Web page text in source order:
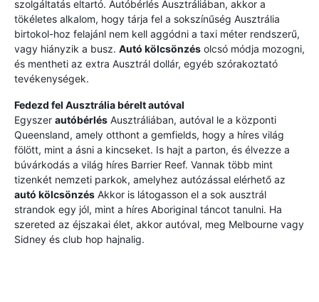
szolgáltatás eltartó. Autóbérlés Ausztráliában, akkor a
tökéletes alkalom, hogy tárja fel a sokszínűség Ausztrália
birtokol-hoz felajánl nem kell aggódni a taxi méter rendszerű,
vagy hiányzik a busz. Autó kölcsönzés olcsó módja mozogni,
és mentheti az extra Ausztrál dollár, egyéb szórakoztató
tevékenységek.
Fedezd fel Ausztrália bérelt autóval
Egyszer autóbérlés Ausztráliában, autóval le a központi
Queensland, amely otthont a gemfields, hogy a híres világ
fölött, mint a ásni a kincseket. Is hajt a parton, és élvezze a
búvárkodás a világ híres Barrier Reef. Vannak több mint
tizenkét nemzeti parkok, amelyhez autózással elérhető az
autó kölcsönzés Akkor is látogasson el a sok ausztrál
strandok egy jól, mint a híres Aboriginal táncot tanulni. Ha
szereted az éjszakai élet, akkor autóval, meg Melbourne vagy
Sidney és club hop hajnalig.